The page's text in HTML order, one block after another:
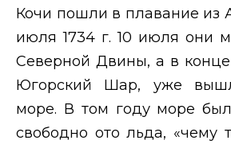
Кочи пошли в плавание из
июля 1734 г. 10 июля они
Северной Двины, а в
Югорский Шар, уже
море. В том году море
свободно ото льда, «чему